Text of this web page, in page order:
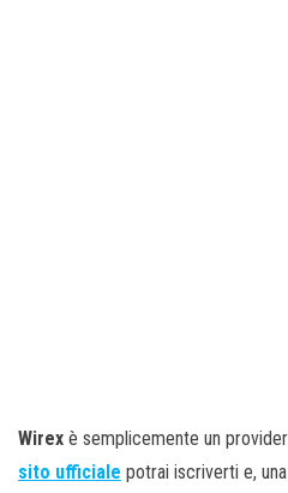
Wirex è semplicemente un
sito ufficiale potrai iscriverti e,